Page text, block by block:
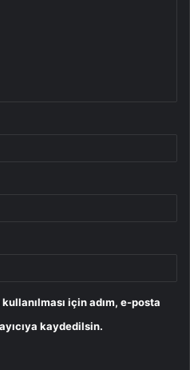
için adım, e-posta
kaydedilsin.